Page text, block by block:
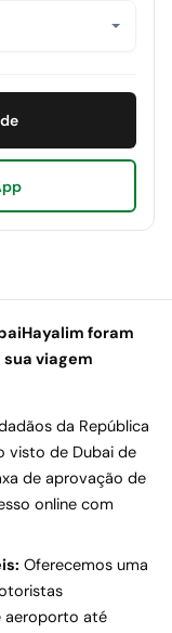
foram
viagem
da República
visto de Dubai de
de aprovação de
online com
Oferecemos uma
aeroporto até